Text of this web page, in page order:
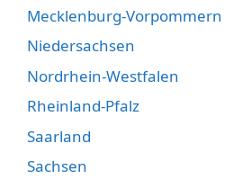
Mecklenburg-Vorpommern
Niedersachsen
Nordrhein-Westfalen
Rheinland-Pfalz
Saarland
Sachsen